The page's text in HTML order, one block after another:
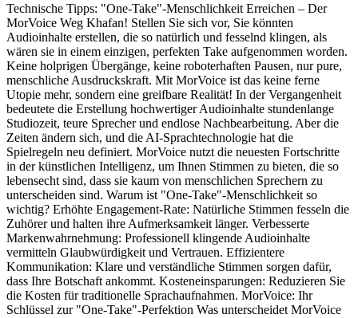
Technische Tipps: "One-Take"-Menschlichkeit Erreichen – Der
MorVoice Weg Khafan! Stellen Sie sich vor, Sie könnten
Audioinhalte erstellen, die so natürlich und fesselnd klingen, als
wären sie in einem einzigen, perfekten Take aufgenommen worden.
Keine holprigen Übergänge, keine roboterhaften Pausen, nur pure,
menschliche Ausdruckskraft. Mit MorVoice ist das keine ferne
Utopie mehr, sondern eine greifbare Realität! In der Vergangenheit
bedeutete die Erstellung hochwertiger Audioinhalte stundenlange
Studiozeit, teure Sprecher und endlose Nachbearbeitung. Aber die
Zeiten ändern sich, und die AI-Sprachtechnologie hat die
Spielregeln neu definiert. MorVoice nutzt die neuesten Fortschritte
in der künstlichen Intelligenz, um Ihnen Stimmen zu bieten, die so
lebensecht sind, dass sie kaum von menschlichen Sprechern zu
unterscheiden sind. Warum ist "One-Take"-Menschlichkeit so
wichtig? Erhöhte Engagement-Rate: Natürliche Stimmen fesseln die
Zuhörer und halten ihre Aufmerksamkeit länger. Verbesserte
Markenwahrnehmung: Professionell klingende Audioinhalte
vermitteln Glaubwürdigkeit und Vertrauen. Effizientere
Kommunikation: Klare und verständliche Stimmen sorgen dafür,
dass Ihre Botschaft ankommt. Kosteneinsparungen: Reduzieren Sie
die Kosten für traditionelle Sprachaufnahmen. MorVoice: Ihr
Schlüssel zur "One-Take"-Perfektion Was unterscheidet MorVoice